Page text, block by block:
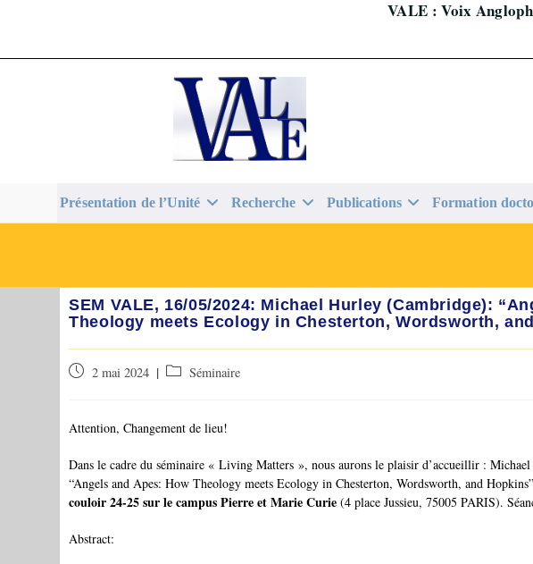
VALE : Voix
Présentation de l’Unité Recherche Publications Formation
SEM VALE, 16/05/2024: Michael Hurley (Cambridge):
Theology meets Ecology in Chesterton, Wordsworth,
Publication
2 mai 2024
Post Séminaire
Attention, Changement de lieu!
Dans le cadre du séminaire « Living Matters », nous aurons le plaisir d’accueillir :
“Angels and Apes: How Theology meets Ecology in Chesterton, Wordsworth, and
couloir 24-25 sur le campus Pierre et Marie Curie (4 place Jussieu, 75005 PARIS).
Abstract: